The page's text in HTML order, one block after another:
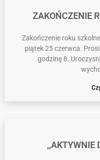
ZAKOŃCZENIE
Zakończenie roku
piątek 25 czerwca.
godzinę 8.
,,AKTYWNIE